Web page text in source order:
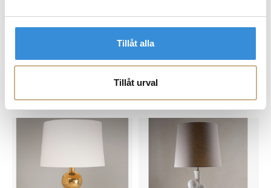
Tillåt alla
Tillåt urval
Fler varianter
VAUGHAN